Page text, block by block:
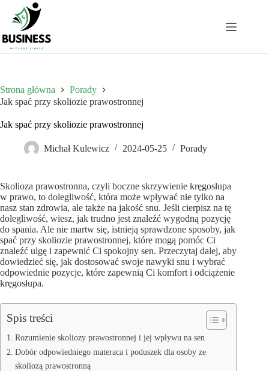
Przejdź
treści
Strona główna
Porady
Jak spać przy skoliozie prawostronnej
Jak spać przy skoliozie prawostronnej
Michał Kulewicz 2024-05-25 Porady
Skolioza prawostronna, czyli boczne skrzywienie kręgosłupa
w prawo, to dolegliwość, która może wpływać nie tylko na
nasz stan zdrowia, ale także na jakość snu. Jeśli cierpisz na tę
dolegliwość, wiesz, jak trudno jest znaleźć wygodną pozycję
do spania. Ale nie martw się, istnieją sprawdzone sposoby, jak
spać przy skoliozie prawostronnej, które mogą pomóc Ci
znaleźć ulgę i zapewnić Ci spokojny sen. Przeczytaj dalej, aby
dowiedzieć się, jak dostosować swoje nawyki snu i wybrać
odpowiednie pozycje, które zapewnią Ci komfort i odciążenie
kręgosłupa.
Spis treści
Rozumienie skoliozy prawostronnej i jej wpływu na sen
Dobór odpowiedniego materaca i poduszek dla osoby ze
skoliozą prawostronną